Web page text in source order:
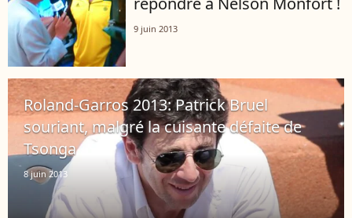
9 juin 2013
Roland-Garros 2013: Patrick Bruel
souriant, malgré la cuisante défaite de
Tsonga
8 juin 2013